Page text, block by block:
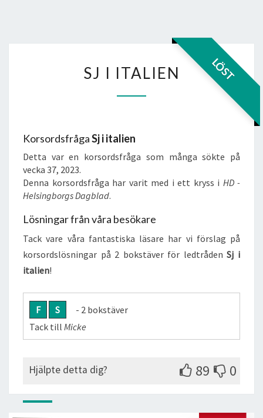
LÖST
I
SJ I ITALIEN
KorsordsfrågaSj i italien
Detta var en korsordsfråga som många sökte på
vecka 37, 2023.
Denna korsordsfråga har varit med i ett kryss i HD -
Helsingborgs Dagblad.
Lösningar från våra besökare
Tack vare våra fantastiska läsare har vi förslag på
korsordslösningar på 2 bokstäver för ledtrådenSj i
italien!
F S
- 2 bokstäver
Tack till Micke
Hjälpte detta dig? 89 0